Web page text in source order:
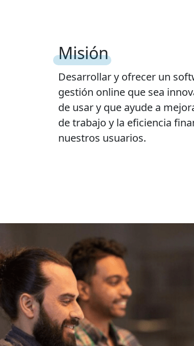
Misión
Desarrollar y ofrecer un
gestión online que sea
de usar y que ayude a
de trabajo y la eficiencia
nuestros usuarios.